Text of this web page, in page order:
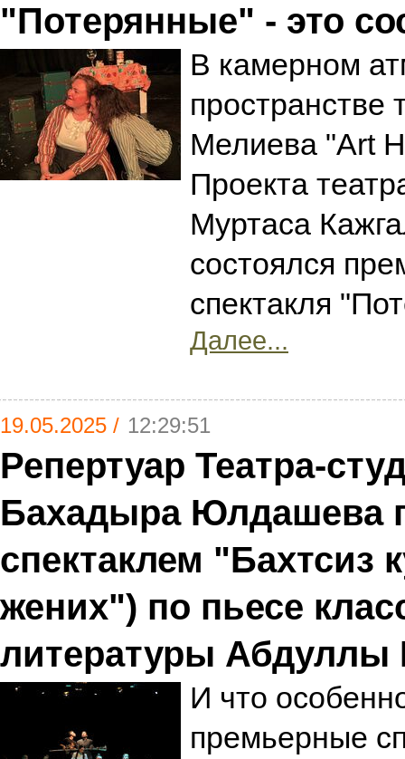
"Потерянные" - это
В камерном
Мелиева "Art
Проекта
Муртаса
состоялся
спектакля
Далее...
19.05.2025 / 12:29:51
Репертуар Театра-
Бахадыра Юлдашева
спектаклем "Бахтсиз
жених") по пьесе
литературы Абдуллы
И что
премьерные